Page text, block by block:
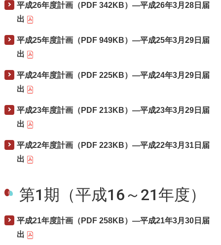
平成26年度計画（PDF 342KB）―平成26年3月28日届
出
平成25年度計画（PDF 949KB）―平成25年3月29日届
出
平成24年度計画（PDF 225KB）―平成24年3月29日届
出
平成23年度計画（PDF 213KB）―平成23年3月29日届
出
平成22年度計画（PDF 223KB）―平成22年3月31日届
出
第1期（平成16～21年度）
平成21年度計画（PDF 258KB）―平成21年3月30日届
出